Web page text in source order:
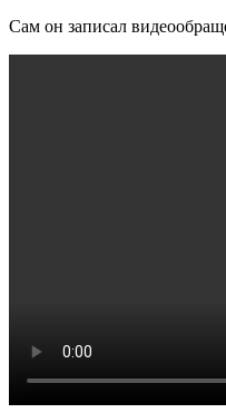
Сам он записал